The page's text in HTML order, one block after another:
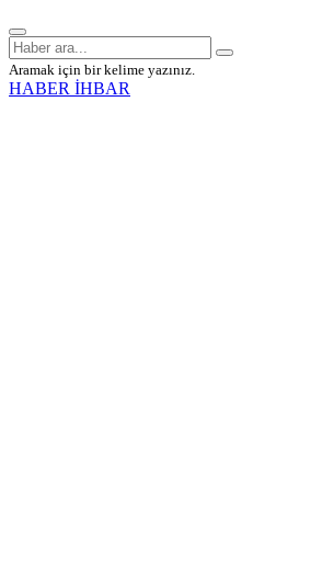
Aramak için bir kelime yazınız.
HABER İHBAR